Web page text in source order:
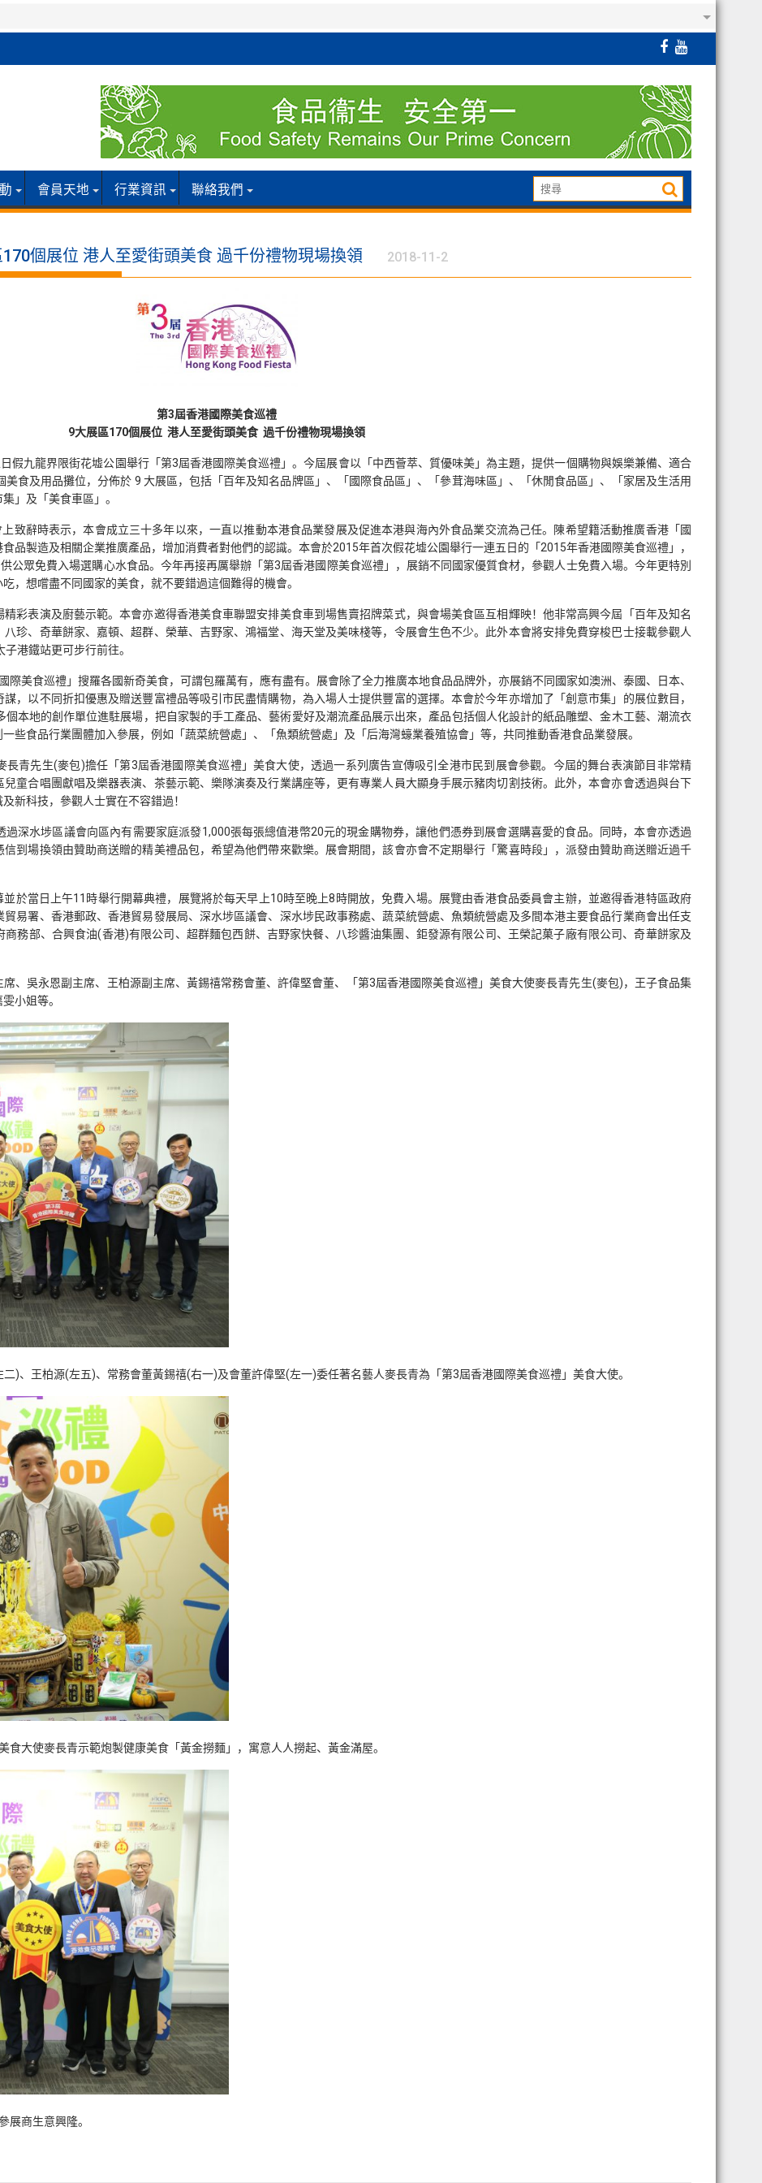
會員天地 行業資訊 聯絡我們
個展位 港人至愛街頭美食 過千份禮物現場換領 2018-11-2
第3屆香港國際美食巡禮
9大展區170個展位 港人至愛街頭美食 過千份禮物現場換領
假九龍界限街花墟公園舉行「第3屆香港國際美食巡禮」。今屆展會以「中西薈萃、質優味美」為主題，提供一個購物與娛樂兼備、適合
食及用品攤位，分佈於 9 大展區，包括「百年及知名品牌區」、「國際食品區」、「參茸海味區」、「休閒食品區」、「家居及生活用
」及「美食車區」。
致辭時表示，本會成立三十多年以來，一直以推動本港食品業發展及促進本港與海內外食品業交流為己任。陳希望籍活動推廣香港「國
品製造及相關企業推廣產品，增加消費者對他們的認識。本會於2015年首次假花墟公園舉行一連五日的「2015年香港國際美食巡禮」，
公眾免費入場選購心水食品。今年再接再厲舉辦「第3屆香港國際美食巡禮」，展銷不同國家優質食材，參觀人士免費入場。今年更特別
，想嚐盡不同國家的美食，就不要錯過這個難得的機會。
彩表演及廚藝示範。本會亦邀得香港美食車聯盟安排美食車到場售賣招牌菜式，與會場美食區互相輝映！他非常高興今屆「百年及知名
珍、奇華餅家、嘉頓、超群、榮華、吉野家、鴻福堂、海天堂及美味棧等，令展會生色不少。此外本會將安排免費穿梭巴士接載參觀人
港鐵站更可步行前往。
美食巡禮」搜羅各國新奇美食，可謂包羅萬有，應有盡有。展會除了全力推廣本地食品品牌外，亦展銷不同國家如澳洲、泰國、日本、
，以不同折扣優惠及贈送豐富禮品等吸引市民盡情購物，為入場人士提供豐富的選擇。本會於今年亦增加了「創意市集」的展位數目，
本地的創作單位進駐展場，把自家製的手工產品、藝術愛好及潮流產品展示出來，產品包括個人化設計的紙品雕塑、金木工藝、潮流衣
些食品行業團體加入參展，例如「蔬菜統營處」、「魚類統營處」及「后海灣蠔業養殖協會」等，共同推動香港食品業發展。
青先生(麥包)擔任「第3屆香港國際美食巡禮」美食大使，透過一系列廣告宣傳吸引全港市民到展會參觀。今屆的舞台表演節目非常精
童合唱團獻唱及樂器表演、茶藝示範、樂隊演奏及行業講座等，更有專業人員大顯身手展示豬肉切割技術。此外，本會亦會透過與台下
新科技，參觀人士實在不容錯過！
深水埗區議會向區內有需要家庭派發1,000張每張總值港幣20元的現金購物券，讓他們憑券到展會選購喜愛的食品。同時，本會亦透過
到場換領由贊助商送贈的精美禮品包，希望為他們帶來歡樂。展會期間，該會亦會不定期舉行「驚喜時段」，派發由贊助商送贈近過千
並於當日上午11時舉行開幕典禮，展覽將於每天早上10時至晚上8時開放，免費入場。展覽由香港食品委員會主辦，並邀得香港特區政府
易署、香港郵政、香港貿易發展局、深水埗區議會、深水埗民政事務處、蔬菜統營處、魚類統營處及多間本港主要食品行業商會出任支
務部、合興食油(香港)有限公司、超群麵包西餅、吉野家快餐、八珍醬油集團、鉅發源有限公司、王榮記菓子廠有限公司、奇華餅家及
、吳永恩副主席、王柏源副主席、黃錫禧常務會董、許偉堅會董、「第3屆香港國際美食巡禮」美食大使麥長青先生(麥包)，王子食品集
小姐等。
)、王柏源(左五)、常務會董黃錫禧(右一)及會董許偉堅(左一)委任著名藝人麥長青為「第3屆香港國際美食巡禮」美食大使。
大使麥長青示範炮製健康美食「黃金撈麵」，寓意人人撈起、黃金滿屋。
展商生意興隆。